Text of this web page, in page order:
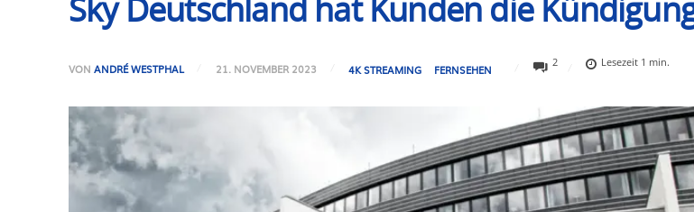
Sky Deutschland hat Kunden die
VON ANDRÉ WESTPHAL 21. NOVEMBER 2023 4K STREAMING FERNSEHEN
2 Lesezeit 1 min.